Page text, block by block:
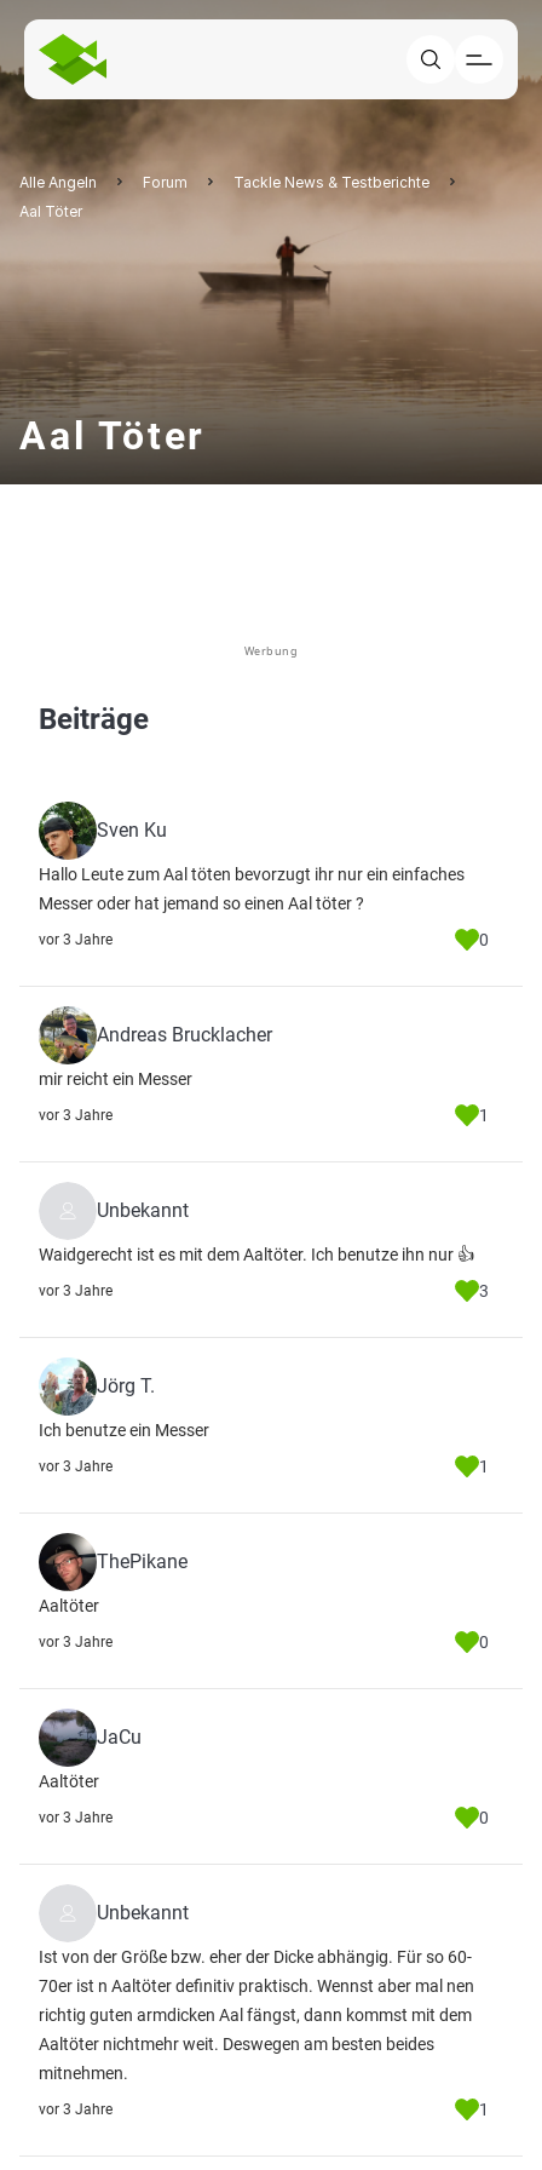
Alle Angeln Forum
Tackle News & Testberichte
Aal Töter
Aal Töter
Werbung
Beiträge
Sven Ku
Hallo Leute zum Aal töten bevorzugt ihr nur ein einfaches
Messer oder hat jemand so einen Aal töter ?
vor 3 Jahre 0
Andreas Brucklacher
mir reicht ein Messer
vor 3 Jahre 1
Unbekannt
Waidgerecht ist es mit dem Aaltöter. Ich benutze ihn nur 👍
vor 3 Jahre 3
Jörg T.
Ich benutze ein Messer
vor 3 Jahre 1
ThePikane
Aaltöter
vor 3 Jahre 0
JaCu
Aaltöter
vor 3 Jahre 0
Unbekannt
Ist von der Größe bzw. eher der Dicke abhängig. Für so 60-
70er ist n Aaltöter definitiv praktisch. Wennst aber mal nen
richtig guten armdicken Aal fängst, dann kommst mit dem
Aaltöter nichtmehr weit. Deswegen am besten beides
mitnehmen.
vor 3 Jahre 1